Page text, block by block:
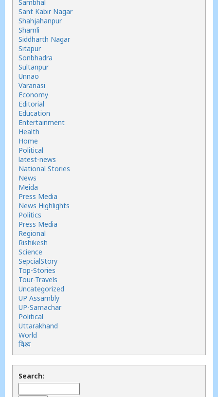
Sambhal
Sant Kabir Nagar
Shahjahanpur
Shamli
Siddharth Nagar
Sitapur
Sonbhadra
Sultanpur
Unnao
Varanasi
Economy
Editorial
Education
Entertainment
Health
Home
Political
latest-news
National Stories
News
Meida
Press Media
News Highlights
Politics
Press Media
Regional
Rishikesh
Science
SepcialStory
Top-Stories
Tour-Travels
Uncategorized
UP Assambly
UP-Samachar
Political
Uttarakhand
World
विश्व
Search: